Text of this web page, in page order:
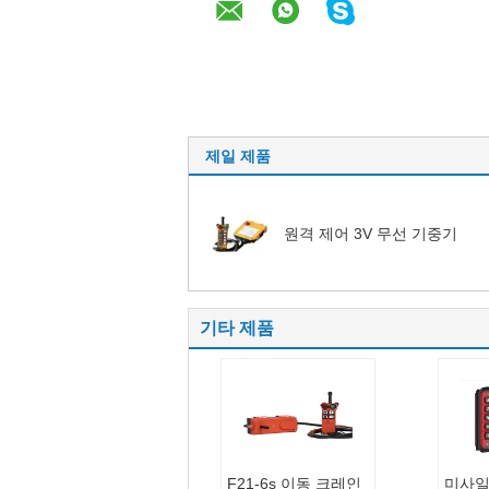
제일 제품
원격 제어 3V 무선 기중기
기타 제품
F21-6s 이동 크레인 미사